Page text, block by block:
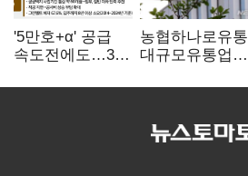
'5만호+α' 공급
속도전에도…3대
농협하나로유통
대규모유통업법
공정위, 과징금
부과